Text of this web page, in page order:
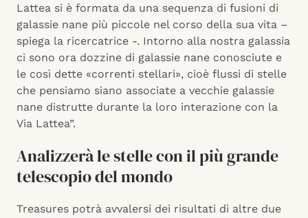
Lattea si è formata da una sequenza di fusioni di
galassie nane più piccole nel corso della sua vita –
spiega la ricercatrice -. Intorno alla nostra galassia
ci sono ora dozzine di galassie nane conosciute e
le così dette «correnti stellari», cioè flussi di stelle
che pensiamo siano associate a vecchie galassie
nane distrutte durante la loro interazione con la
Via Lattea”.
Analizzerà le stelle con il più grande
telescopio del mondo
Treasures potrà avvalersi dei risultati di altre due